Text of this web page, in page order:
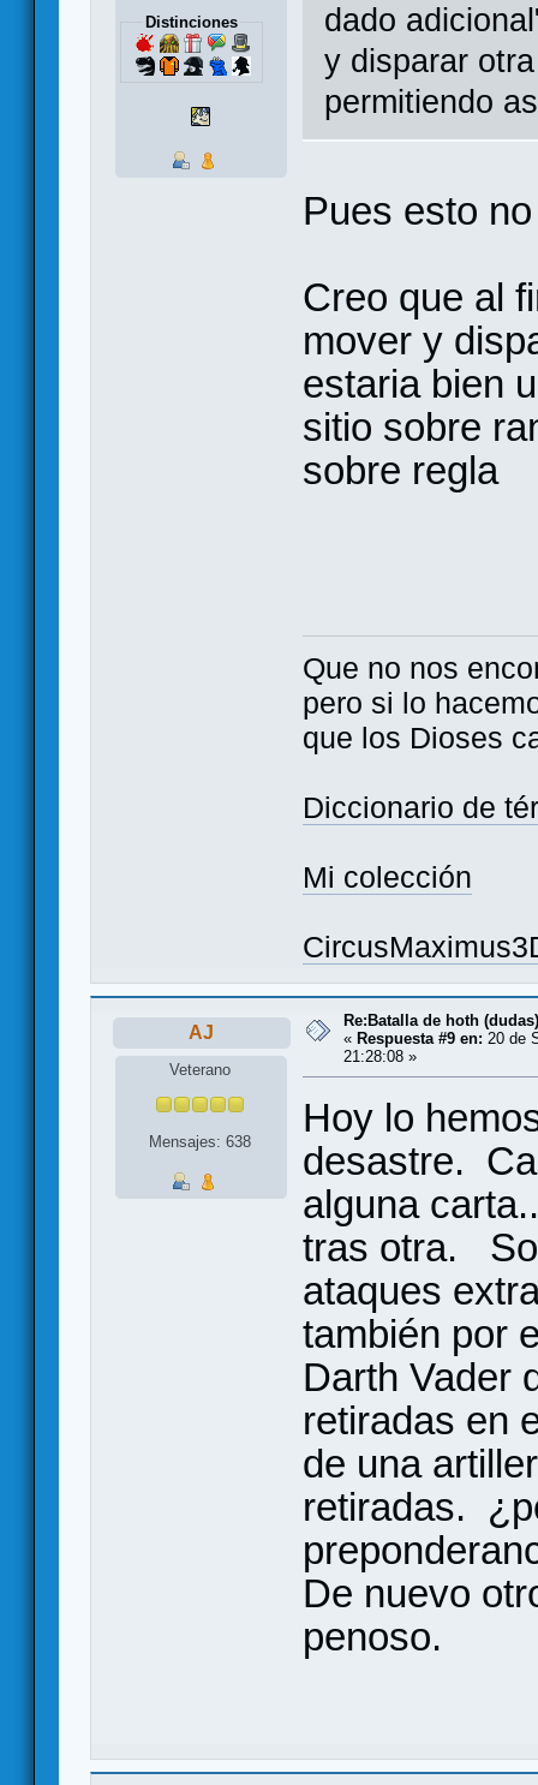
Distinciones
dado
y disparar
permitiendo
Pues esto
Creo que al
mover y
estaria bien
sitio sobre
sobre regla
Que no nos
pero si lo
que los Dioses
Diccionario de
Mi colección
AJ
Veterano
Mensajes: 638
Re:Batalla de hoth (dudas)
« Respuesta #9 en: 20 de
21:28:08 »
Hoy lo
desastre.
alguna
tras otra.
ataques
también por
Darth Vader
retiradas en
de una
retiradas.
De nuevo
penoso.